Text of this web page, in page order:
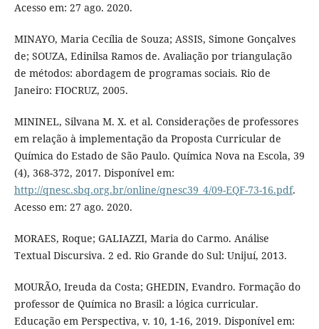
Acesso em: 27 ago. 2020.
MINAYO, Maria Cecília de Souza; ASSIS, Simone Gonçalves
de; SOUZA, Edinilsa Ramos de. Avaliação por triangulação
de métodos: abordagem de programas sociais. Rio de
Janeiro: FIOCRUZ, 2005.
MININEL, Silvana M. X. et al. Considerações de professores
em relação à implementação da Proposta Curricular de
Química do Estado de São Paulo. Química Nova na Escola, 39
(4), 368-372, 2017. Disponível em:
http://qnesc.sbq.org.br/online/qnesc39_4/09-EQF-73-16.pdf.
Acesso em: 27 ago. 2020.
MORAES, Roque; GALIAZZI, Maria do Carmo. Análise
Textual Discursiva. 2 ed. Rio Grande do Sul: Unijuí, 2013.
MOURÃO, Ireuda da Costa; GHEDIN, Evandro. Formação do
professor de Química no Brasil: a lógica curricular.
Educação em Perspectiva, v. 10, 1-16, 2019. Disponível em: